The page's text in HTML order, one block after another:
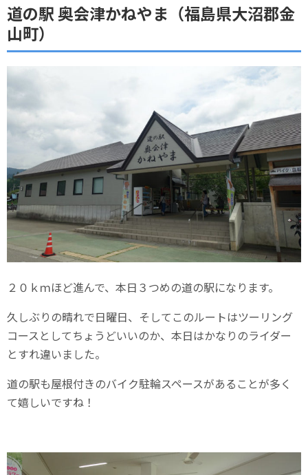
道の駅 奥会津かねやま（福島県大沼郡金
山町）
２０ｋｍほど進んで、本日３つめの道の駅になります。
久しぶりの晴れで日曜日、そしてこのルートはツーリング
コースとしてちょうどいいのか、本日はかなりのライダー
とすれ違いました。
道の駅も屋根付きのバイク駐輪スペースがあることが多く
て嬉しいですね！